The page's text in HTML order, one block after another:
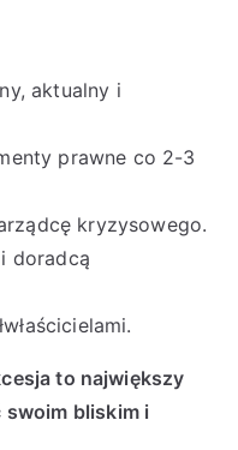
aktualny i
prawne co 2-3
kryzysowego.
doradcą
to największy
bliskim i